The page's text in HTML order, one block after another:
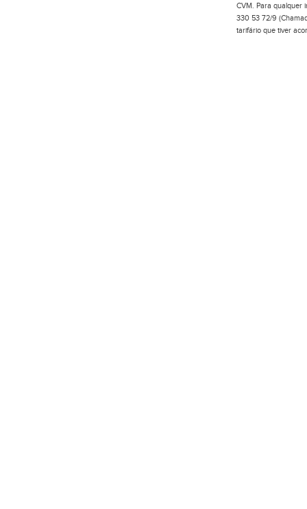
CVM. Para qualquer
330 53 72/9
tarifário que tiver